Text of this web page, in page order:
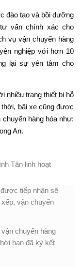
đào tạo và bồi dưỡng
vấn chính xác cho
vụ vận chuyển hàng
nghiệp với hơn 10
lại sự yên tâm cho
nhiều trang thiết bị hỗ
bãi xe cũng được
hàng hóa như:
An.
tiếp nhận sẽ
vận chuyển
chuyển hàng
hạn đã ký kết